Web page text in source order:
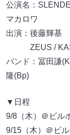
公演名：
マカロワ
出演：後藤輝基
ZEUS /
バンド：冨田謙
隆(Bp)
▼日程
9/8（木）＠ビル
9/15（木）＠ビ